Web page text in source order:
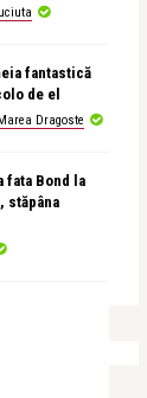
fantastică
de el
Dragoste
fata Bond la
stăpâna